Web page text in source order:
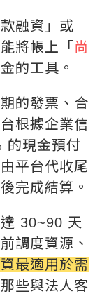
融資」或
將帳上「 尚
的工具。
的發票、合
根據企業信
的現金預付
平台代收尾
完成結算。
30~90 天
調度資源、
最適用於需
些與法人客